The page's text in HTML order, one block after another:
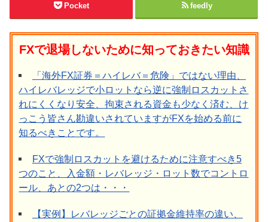
Pocket feedly
FXで退場しないために知っておきたい知識
「海外FX証券＝ハイレバ＝危険」ではない理由、
ハイレバレッジで小ロットなら逆に強制ロスカットさ
れにくくなり安全、拘束される資金も少なく済む、け
っこう皆さん勘違いされていますがFXを始める前に
知るべきことです。
FXで強制ロスカットを避けるために注意すべき5
つのこと、入金額・レバレッジ・ロット数でコントロ
ール、あとの2つは・・・
【実例】レバレッジごとの証拠金維持率の違い、